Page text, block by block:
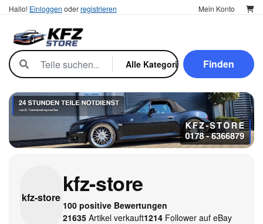
Hallo! Einloggen oderregistrieren Mein Konto
Finden
kfz-store
kfz-store
100 positive Bewertungen
21635Artikel verkauft1214Follower auf eBay